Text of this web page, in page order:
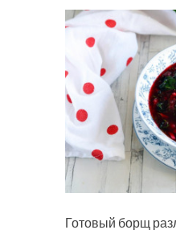
Готовый борщ